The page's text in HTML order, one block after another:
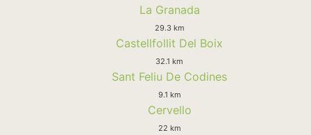
La Granada
29.3 km
Castellfollit Del Boix
32.1 km
Sant Feliu De Codines
9.1 km
Cervello
22 km